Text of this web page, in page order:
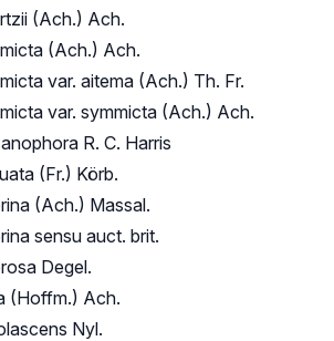
(Ach.) Ach.
(Ach.) Ach.
var. aitema (Ach.) Th. Fr.
var. symmicta (Ach.) Ach.
R. C. Harris
(Fr.) Körb.
(Ach.) Massal.
sensu auct. brit.
Degel.
(Hoffm.) Ach.
Nyl.